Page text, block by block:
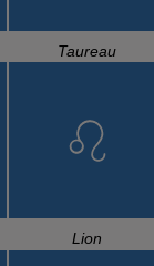
Taureau
Lion